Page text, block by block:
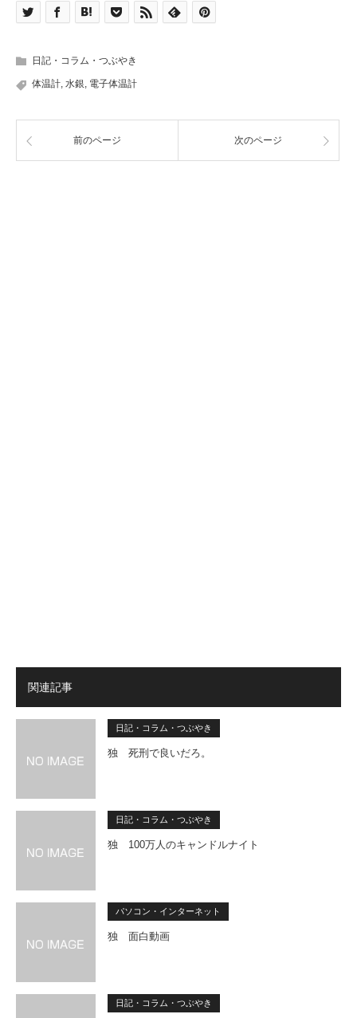
日記・コラム・つぶやき
体温計, 水銀, 電子体温計
前のページ 次のページ
関連記事
日記・コラム・つぶやき
独 死刑で良いだろ。
日記・コラム・つぶやき
独 100万人のキャンドルナイト
パソコン・インターネット
独 面白動画
日記・コラム・つぶやき